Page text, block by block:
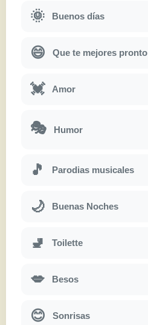
🌞 Buenos días
😄 Que te mejores pronto
💓 Amor
🎭 Humor
🎵 Parodias musicales
🌙 Buenas Noches
🚽 Toilette
💋 Besos
😊 Sonrisas